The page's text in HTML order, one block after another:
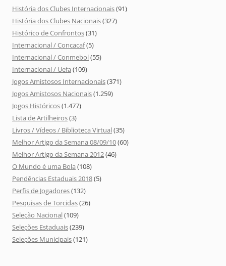
História dos Clubes Internacionais(91)
História dos Clubes Nacionais(327)
Histórico de Confrontos(31)
Internacional / Concacaf(5)
Internacional / Conmebol(55)
Internacional / Uefa (109)
Jogos Amistosos Internacionais(371)
Jogos Amistosos Nacionais(1.259)
Jogos Históricos(1.477)
Lista de Artilheiros(3)
Livros / Vídeos / Biblioteca Virtual(35)
Melhor Artigo da Semana 08/09/10(60)
Melhor Artigo da Semana 2012(46)
O Mundo é uma Bola (108)
Pendências Estaduais 2018(5)
Perfis de Jogadores(132)
Pesquisas de Torcidas(26)
Seleção Nacional(109)
Seleções Estaduais(239)
Seleções Municipais(121)